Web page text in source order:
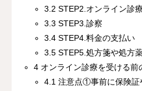
3.2 STEP2.オンライン診
3.3 STEP3.診察
3.4 STEP4.料金の支払い
3.5 STEP5.処方箋や処方
4 オンライン診療を受ける前
4.1 注意点①事前に保険証